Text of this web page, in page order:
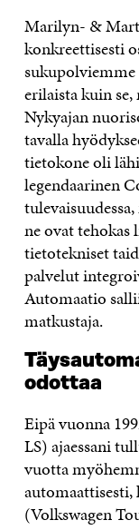
Marilyn- &
konkreettisesti
erilaista kuin
Nykyajan
tavalla
tietokone oli
legendaarinen
ne ovat
tietotekniset
palvelut
Automaatio
matkustaja.
odottaa
Eipä vuonna
LS) ajaessani
vuotta
(Volkswagen